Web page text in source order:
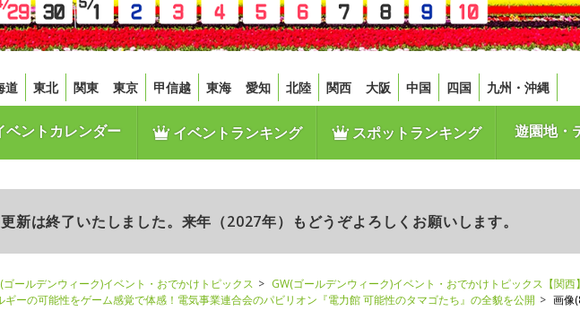
道 東北 関東 東京 甲信越 東海 愛知 北陸 関西 大阪 中国 四国 九州・沖縄
ントカレンダー イベントランキング スポットランキング 遊園地・
新は終了いたしました。来年（2027年）もどうぞよろしくお願いします。
ゴールデンウィーク)イベント・おでかけトピックス
GW(ゴールデンウィーク)イベント・おでかけトピックス【関西】
ギーの可能性をゲーム感覚で体感！電気事業連合会のパビリオン『電力館 可能性のタマゴたち』の全貌を公開
画像